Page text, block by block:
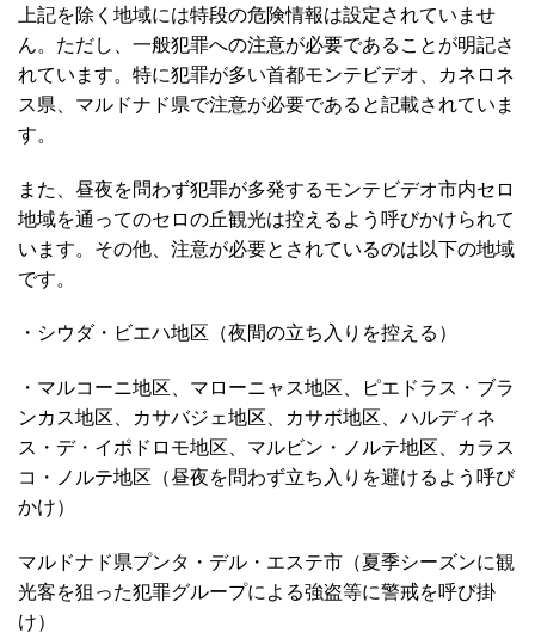
上記を除く地域には特段の危険情報は設定されていませ
ん。ただし、一般犯罪への注意が必要であることが明記さ
れています。特に犯罪が多い首都モンテビデオ、カネロネ
ス県、マルドナド県で注意が必要であると記載されていま
す。
また、昼夜を問わず犯罪が多発するモンテビデオ市内セロ
地域を通ってのセロの丘観光は控えるよう呼びかけられて
います。その他、注意が必要とされているのは以下の地域
です。
・シウダ・ビエハ地区（夜間の立ち入りを控える）
・マルコーニ地区、マローニャス地区、ピエドラス・ブラ
ンカス地区、カサバジェ地区、カサボ地区、ハルディネ
ス・デ・イポドロモ地区、マルビン・ノルテ地区、カラス
コ・ノルテ地区（昼夜を問わず立ち入りを避けるよう呼び
かけ）
マルドナド県プンタ・デル・エステ市（夏季シーズンに観
光客を狙った犯罪グループによる強盗等に警戒を呼び掛
け）